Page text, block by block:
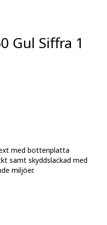
Gul Siffra 1
med bottenplatta
samt skyddslackad med
miljöer.